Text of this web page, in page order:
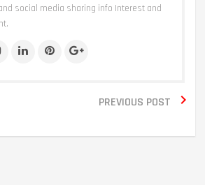
social media sharing info Interest and
PREVIOUS POST 